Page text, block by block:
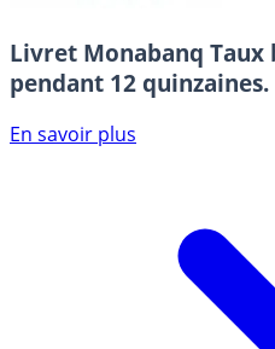
Livret Monabanq Taux
pendant 12 quinzaines.
En savoir plus